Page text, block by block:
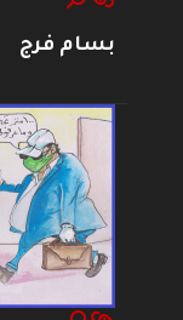
بسام فرج